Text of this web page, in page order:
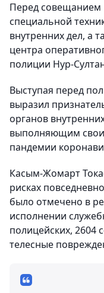
Перед совещанием
специальной
внутренних дел, а
центра
полиции Нур-
Выступая перед
выразил
органов
выполняющим свои
пандемии
Касым-Жомарт
рисках
было отмечено в
исполнении
полицейских, 2604
телесные